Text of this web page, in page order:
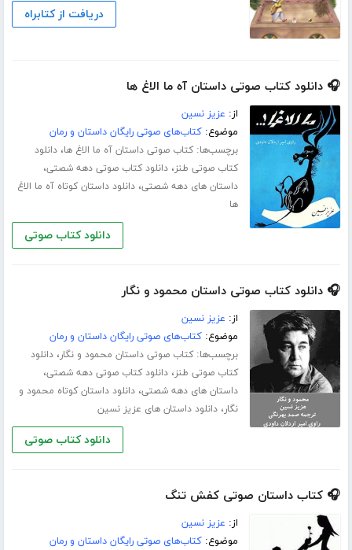
دریافت از کتابراه
🎧 دانلود کتاب صوتی داستان آه ما الاغ ها
از: عزیز نسین
موضوع:کتاب‌های صوتی رایگان داستان و رمان
برچسب‌ها:کتاب صوتی داستان آه ما الاغ ها،دانلود
کتاب صوتی طنز،دانلود کتاب صوتی دهه شصتی،
داستان های دهه شصتی،دانلود داستان کوتاه آه ما الاغ
ها
دانلود کتاب صوتی
🎧 دانلود کتاب صوتی داستان محمود و نگار
از: عزیز نسین
موضوع:کتاب‌های صوتی رایگان داستان و رمان
برچسب‌ها:کتاب صوتی داستان محمود و نگار،دانلود
کتاب صوتی طنز،دانلود کتاب صوتی دهه شصتی،
داستان های دهه شصتی،دانلود داستان کوتاه محمود و
نگار،دانلود داستان های عزیز نسین
دانلود کتاب صوتی
🎧 کتاب داستان صوتی کفش تنگ
از: عزیز نسین
موضوع:کتاب‌های صوتی رایگان داستان و رمان